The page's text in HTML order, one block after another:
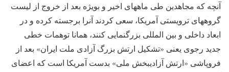
آنچه که مجاهدین طی ماههای اخیر و بویژه بعد از خروج از لیست
گروههای ترویستی آمریکا، سعی کردند آنرا برجسته کرده و در
ابعاد داخلی و بین المللی بزرگنمایی کنند، همانا توهمات خطی
جدید رجوی یعنی «تشکیل ارتش بزرگ آزادی ملت ایران» بعد از
فروپاشی «ارتش آزادیبخش ملی» بدست آمریکا است که اعضای